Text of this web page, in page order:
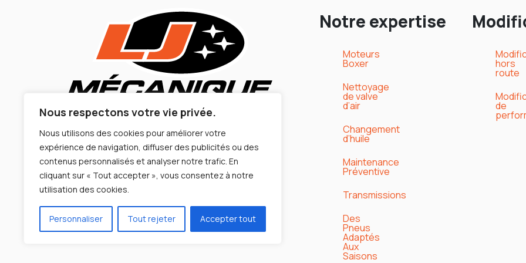
Nous respectons votre vie privée.
Nous utilisons des cookies pour améliorer votre
expérience de navigation, diffuser des publicités ou des
contenus personnalisés et analyser notre trafic. En
cliquant sur « Tout accepter », vous consentez à notre
utilisation des cookies.
Personnaliser Tout rejeter Accepter tout
Notre expertise
Moteurs
Boxer
Nettoyage
de valve
d’air
Changement
d’huile
Maintenance
Préventive
Transmissions
Des
Pneus
Adaptés
Aux
Saisons
hors
route
de